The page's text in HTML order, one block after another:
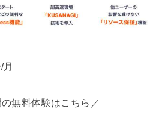
月
無料体験はこちら／